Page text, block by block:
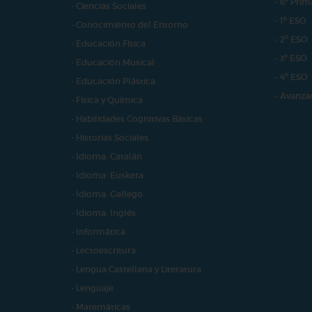
- Ciencias Sociales
- Conocimiento del Entorno
- Educación Física
- Educación Musical
- Educación Plástica
- Física y Química
- Habilidades Cognitivas Básicas
- Historias Sociales
- Idioma: Catalán
- Idioma: Euskera
- Idioma: Gallego
- Idioma: Inglés
- Informática
- Lectoescritura
- Lengua Castellana y Literatura
- Lenguaje
- Matemáticas
- 1º ESO
- 2º ESO
- 3º ESO
- 4º ESO
-